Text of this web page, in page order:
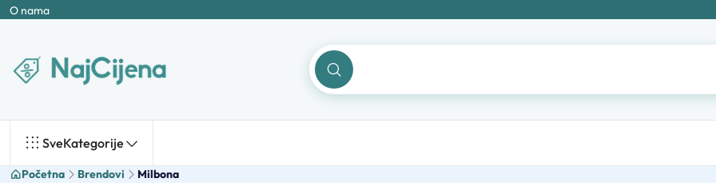
O nama
SveKategorije
Početna Brendovi Milbona